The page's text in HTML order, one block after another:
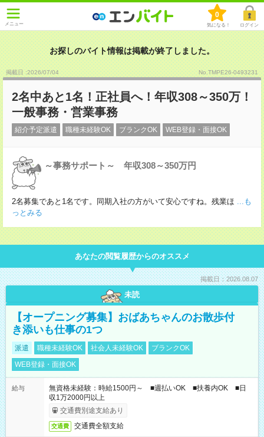
メニュー
0
気になる！ ログイン
お探しのバイト情報は掲載が終了しました。
掲載日 :2026/07/04 No.TMPE26-0493231
2名中あと1名！正社員へ！年収308～350万！
一般事務・営業事務
紹介予定派遣 職種未経験OK ブランクOK WEB登録・面接OK
～事務サポート～ 年収308～350万円
2名募集であと1名です。同期入社の方がいて安心ですね。残業ほ ...も
っとみる
あなたの閲覧履歴からのオススメ
掲載日：2026.08.07
未読
【オープニング募集】おばあちゃんのお散歩付
き添いも仕事の1つ
派遣 職種未経験OK 社会人未経験OK
ブランクOK
WEB登録・面接OK
給与
無資格未経験：時給1500円～ ■週払いOK ■扶養内OK ■日
収1万2000円以上
交通費別途支給あり
交通費 交通費全額支給